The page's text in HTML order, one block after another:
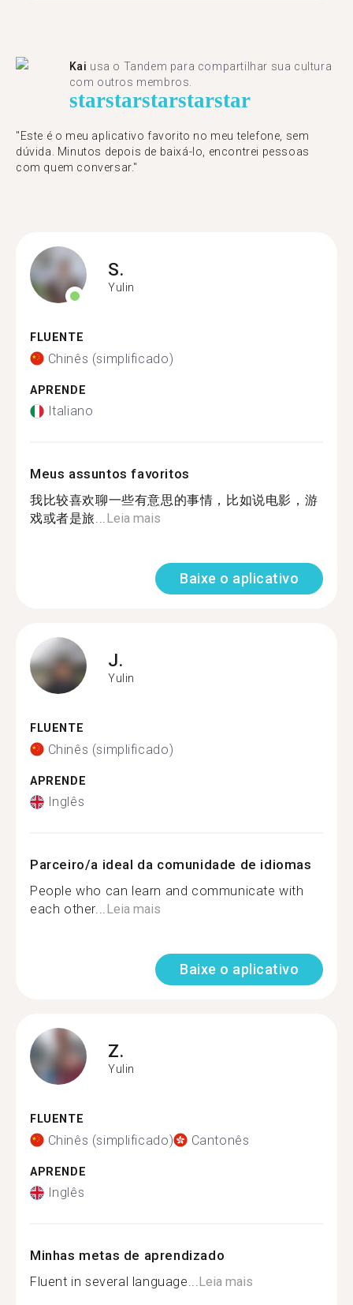
Kai usa o Tandem para compartilhar sua cultura
com outros membros.
starstarstarstarstar
"Este é o meu aplicativo favorito no meu telefone, sem
dúvida. Minutos depois de baixá-lo, encontrei pessoas
com quem conversar."
S.
Yulin
FLUENTE
Chinês (simplificado)
APRENDE
Italiano
Meus assuntos favoritos
我比较喜欢聊一些有意思的事情，比如说电影，游
戏或者是旅...Leia mais
Baixe o aplicativo
J.
Yulin
FLUENTE
Chinês (simplificado)
APRENDE
Inglês
Parceiro/a ideal da comunidade de idiomas
People who can learn and communicate with
each other...Leia mais
Baixe o aplicativo
Z.
Yulin
FLUENTE
Chinês (simplificado) Cantonês
APRENDE
Inglês
Minhas metas de aprendizado
Fluent in several language...Leia mais